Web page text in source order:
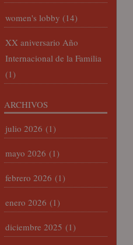
women's lobby (14)
XX aniversario Año
Internacional de la Familia
(1)
ARCHIVOS
julio 2026 (1)
mayo 2026 (1)
febrero 2026 (1)
enero 2026 (1)
diciembre 2025 (1)